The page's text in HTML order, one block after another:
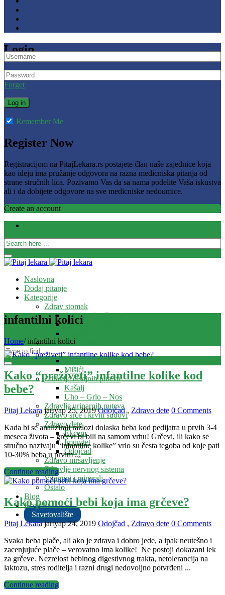
Login
Forget
Remember Me
Register Now
Registracijom na PitajLekara.rs postajete član naše zajednice koja
kao ideju ima pružanje odgovora na razna medicniska pitanja od
strane stručnih lica. Pozivamo Vas da sa nama podelite Vaša iskustva
ali i da dobijete odgovore na sve medicniske nedoumice.
Create an account
Naslovna
Dodaj pitanje
Kategorije
Zdrav stomak
Opstipacija (Zatvor)
Dijareja (Proliv)
Zdrave i jake kosti
Zglobovi
Kosti
Mišići
Zdravlje disajnih puteva
Kašalj
Uho – Grlo – Nos
Zdravlje urinarnih puteva
Zdravo srce i krvni sudovi
Zdravo dete
Ekcem
Imunitet
Odojčad
Zdravo mršavljenje
Zdravlje nervnog sistema
Vitamini i minerali
Ostalo
Blog
Kontakt
Savetovalište
infantilni kolici
Home/ infantilni kolici
Kako “preživeti” infantilne kolike kod
bebe?
Pitaj Lekara јануар 25, 2019 Odojčad, Zdravo dete 0 Comments
Kada bi se analizirali razlozi dolaska beba kod pedijatra u prvih 3-4
meseca života – grčevi bi bili na samom vrhu! Grčevi, ili kako se
stručno nazivaju “infantilne kolike” vrlo su česta tegoba od koje pati
10-30% beba u prvim ...
Continue reading
Kako pomoći bebi koja ima grčeve?
Pitaj Lekara јануар 24, 2019 Odojčad , Zdravo dete 0 Comments
Svaka beba plače, ali ako je zdrava i dobro jede, a ipak neutešno i
zacenjujuće plače – verovatno ima kolike! Ne postoji dokazani lek
za grčeve. Nezrelost bebinog digestivnog trakta, netolerancija na
laktozu, stres roditelja i razni drugi nedovoljno potvrđeni ...
Continue reading